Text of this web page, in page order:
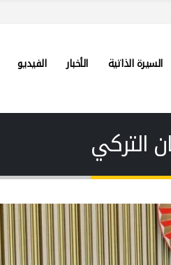
السيرة الذاتية الأخبار الفيديو
التركي